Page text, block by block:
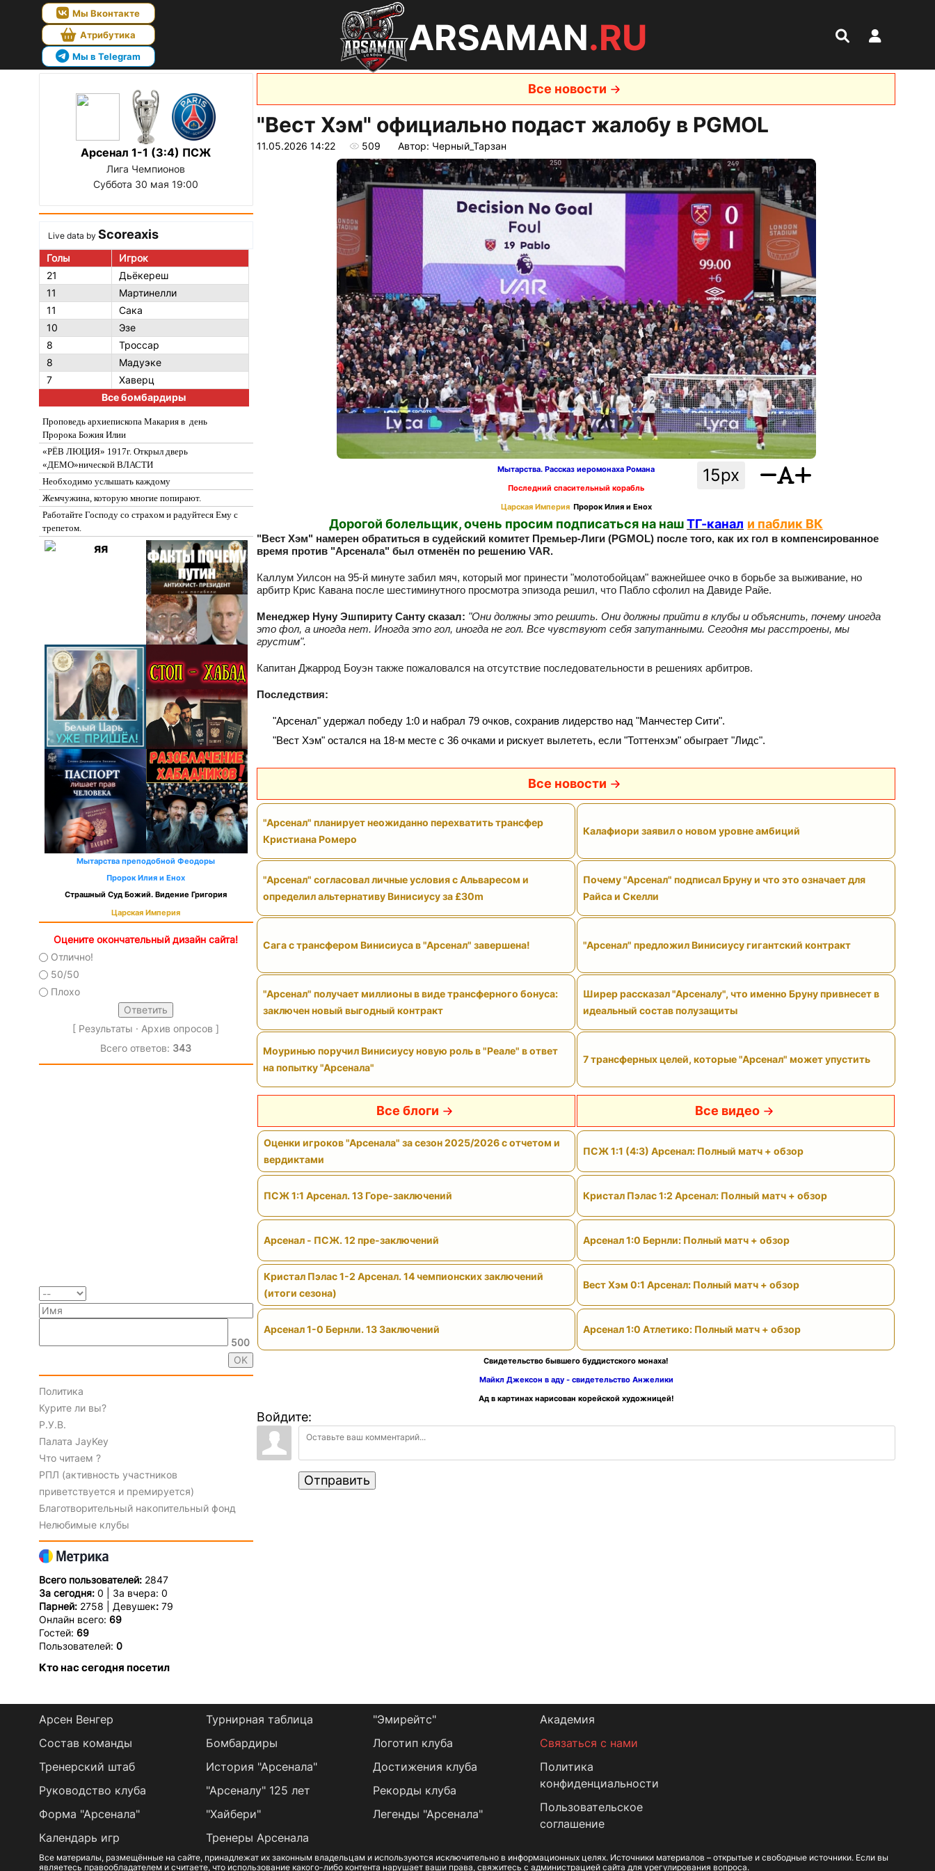
Мы Вконтакте
Атрибутика
Мы в Telegram
ARSAMAN.RU
Арсенал 1-1 (3:4) ПСЖ
Лига Чемпионов
Суббота 30 мая 19:00
Live data by Scoreaxis
Голы
Игрок
21
Дьёкереш
11
Мартинелли
11
Сака
10
Эзе
8
Троссар
8
Мадуэке
7
Хаверц
Все бомбардиры
Проповедь архиепископа Макария в день
Пророка Божия Илии
«РЁВ ЛЮЦИЯ» 1917г. Открыл дверь
«ДЕМО»нической ВЛАСТИ
Необходимо услышать каждому
Жемчужина, которую многие попирают.
Работайте Господу со страхом и радуйтеся Ему с
трепетом.
Мытарства преподобной Феодоры
Пророк Илия и Енох
Страшный Суд Божий. Видение Григория
Царская Империя
Оцените окончательный дизайн сайта!
Отлично!
50/50
Плохо
[ Результаты · Архив опросов ]
Всего ответов: 343
500
Политика
Курите ли вы?
Р.У.В.
Палата JayKey
Что читаем ?
РПЛ (активность участников
приветствуется и премируется)
Благотворительный накопительный фонд
Нелюбимые клубы
Всего пользователей: 2847
За сегодня: 0 | За вчера: 0
Парней: 2758 | Девушек:79
Онлайн всего: 69
Гостей: 69
Пользователей: 0
Кто нас сегодня посетил
Все новости
"Вест Хэм" официально подаст жалобу в PGMOL
11.05.2026 14:22 509 Автор: Черный_Тарзан
15px
Мытарства. Рассказ иеромонаха Романа
Последний спасительный корабль
Царская Империя Пророк Илия и Енох
Дорогой болельщик, очень просим подписаться на нашТГ-канал и паблик ВК
"Вест Хэм" намерен обратиться в судейский комитет Премьер‑Лиги (PGMOL) после того, как их гол в компенсированное
время против "Арсенала" был отменён по решению VAR.
Каллум Уилсон на 95‑й минуте забил мяч, который мог принести "молотобойцам" важнейшее очко в борьбе за выживание, но
арбитр Крис Кавана после шестиминутного просмотра эпизода решил, что Пабло сфолил на Давиде Райе.
Менеджер Нуну Эшпириту Санту сказал: "Они должны это решить. Они должны прийти в клубы и объяснить, почему иногда
это фол, а иногда нет. Иногда это гол, иногда не гол. Все чувствуют себя запутанными. Сегодня мы расстроены, мы
грустим".
Капитан Джаррод Боуэн также пожаловался на отсутствие последовательности в решениях арбитров.
Последствия:
"Арсенал" удержал победу 1:0 и набрал 79 очков, сохранив лидерство над "Манчестер Сити".
"Вест Хэм" остался на 18‑м месте с 36 очками и рискует вылететь, если "Тоттенхэм" обыграет "Лидс".
Все новости
"Арсенал" планирует неожиданно перехватить трансфер
Кристиана Ромеро
Калафиори заявил о новом уровне амбиций
"Арсенал" согласовал личные условия с Альваресом и
определил альтернативу Винисиусу за £30m
Почему "Арсенал" подписал Бруну и что это означает для
Райса и Скелли
Сага с трансфером Винисиуса в "Арсенал" завершена! "Арсенал" предложил Винисиусу гигантский контракт
"Арсенал" получает миллионы в виде трансферного бонуса:
заключен новый выгодный контракт
Ширер рассказал "Арсеналу", что именно Бруну привнесет в
идеальный состав полузащиты
Моуринью поручил Винисиусу новую роль в "Реале" в ответ
на попытку "Арсенала"
7 трансферных целей, которые "Арсенал" может упустить
Все блоги
Оценки игроков "Арсенала" за сезон 2025/2026 с отчетом и
вердиктами
ПСЖ 1:1 Арсенал. 13 Горе-заключений
Арсенал - ПСЖ. 12 пре-заключений
Кристал Пэлас 1-2 Арсенал. 14 чемпионских заключений
(итоги сезона)
Арсенал 1-0 Бернли. 13 Заключений
Все видео
ПСЖ 1:1 (4:3) Арсенал: Полный матч + обзор
Кристал Пэлас 1:2 Арсенал: Полный матч + обзор
Арсенал 1:0 Бернли: Полный матч + обзор
Вест Хэм 0:1 Арсенал: Полный матч + обзор
Арсенал 1:0 Атлетико: Полный матч + обзор
Свидетельство бывшего буддистского монаха!
Майкл Джексон в аду - свидетельство Анжелики
Ад в картинах нарисован корейской художницей!
Войдите:
Отправить
Арсен Венгер
Состав команды
Тренерский штаб
Руководство клуба
Форма "Арсенала"
Календарь игр
Турнирная таблица
Бомбардиры
История "Арсенала"
"Арсеналу" 125 лет
"Хайбери"
Тренеры Арсенала
"Эмирейтс"
Логотип клуба
Достижения клуба
Рекорды клуба
Легенды "Арсенала"
Академия
Связаться с нами
Политика
конфиденциальности
Пользовательское
соглашение
Все материалы, размещённые на сайте, принадлежат их законным владельцам и используются исключительно в информационных целях. Источники материалов – открытые и свободные источники. Если вы
являетесь правообладателем и считаете, что использование какого-либо контента нарушает ваши права, свяжитесь с администрацией сайта для урегулирования вопроса.